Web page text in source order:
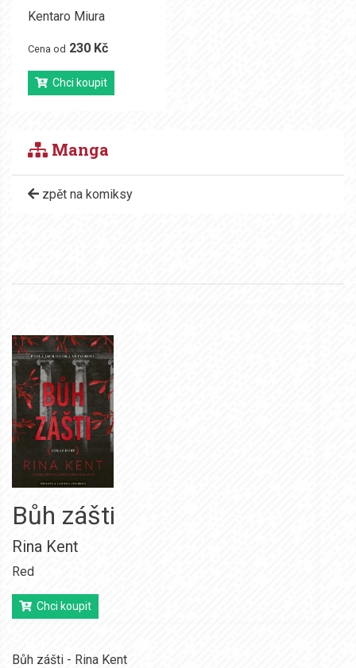
Kentaro Miura
Cena od 230 Kč
Chci koupit
Manga
zpět na komiksy
Bůh zášti
Rina Kent
Red
Chci koupit
Bůh zášti - Rina Kent